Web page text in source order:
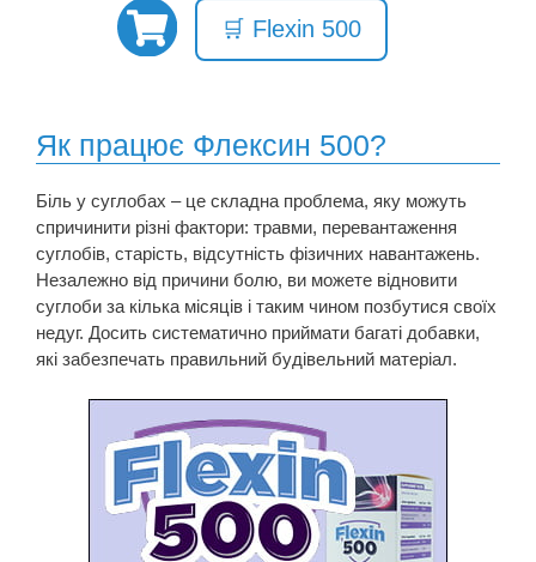
🛒 Flexin 500
Як працює Флексин 500?
Біль у суглобах – це складна проблема, яку можуть
спричинити різні фактори: травми, перевантаження
суглобів, старість, відсутність фізичних навантажень.
Незалежно від причини болю, ви можете відновити
суглоби за кілька місяців і таким чином позбутися своїх
недуг. Досить систематично приймати багаті добавки,
які забезпечать правильний будівельний матеріал.